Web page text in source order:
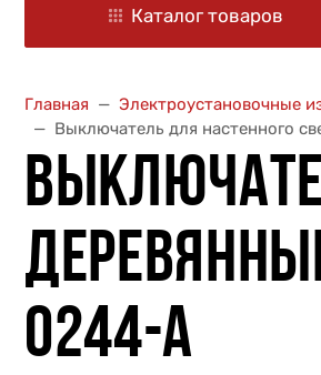
Каталог товаров
Главная Электроустановочные
Выключатель для настенного
0244-A